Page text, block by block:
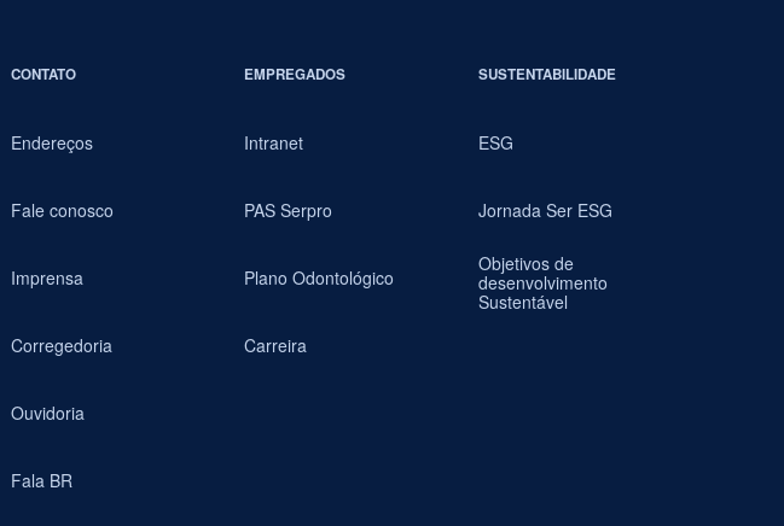
CONTATO
Endereços
Fale conosco
Imprensa
Corregedoria
Ouvidoria
Fala BR
EMPREGADOS
Intranet
PAS Serpro
Plano Odontológico
Carreira
SUSTENTABILIDADE
ESG
Jornada Ser ESG
Objetivos de
desenvolvimento
Sustentável